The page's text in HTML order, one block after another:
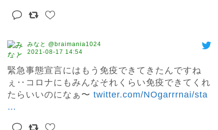
みなと @braimania1024
2021-08-17 14:54
緊急事態宣言にはもう免疫できてきたんですね
ぇ‥コロナにもみんなそれくらい免疫できてくれ
たらいいのになぁ〜 twitter.com/NOgarrrnai/sta
…